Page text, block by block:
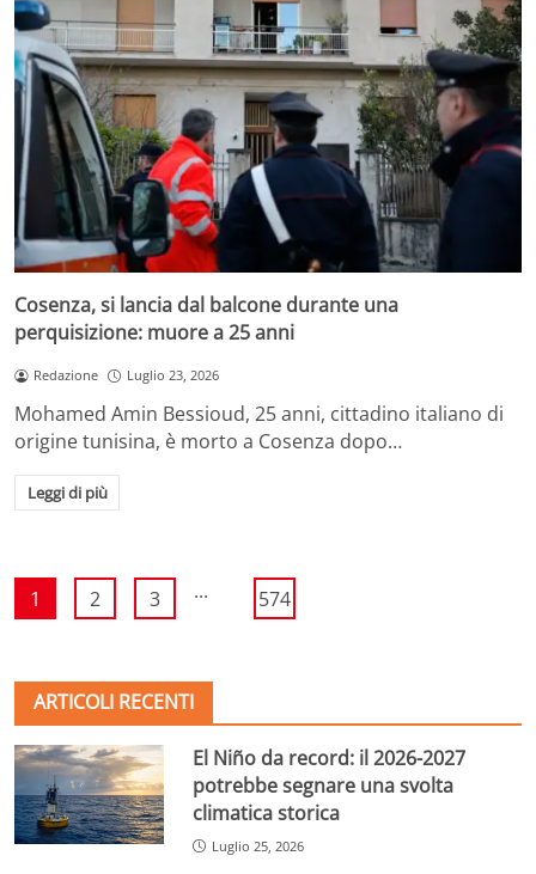
Cosenza, si lancia dal balcone durante una
perquisizione: muore a 25 anni
Redazione Luglio 23, 2026
Mohamed Amin Bessioud, 25 anni, cittadino italiano di
origine tunisina, è morto a Cosenza dopo…
Leggi di più
1 2 3 ... 574
ARTICOLI RECENTI
El Niño da record: il 2026-2027
potrebbe segnare una svolta
climatica storica
Luglio 25, 2026